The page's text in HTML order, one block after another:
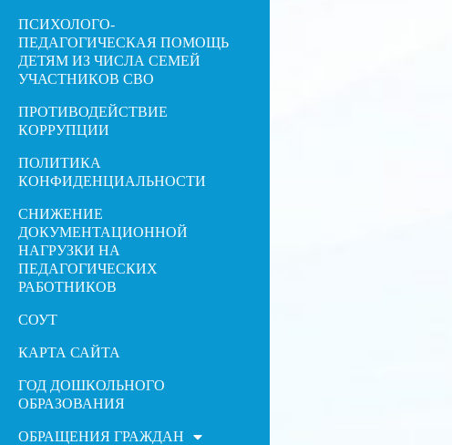
ПСИХОЛОГО-
ПЕДАГОГИЧЕСКАЯ ПОМОЩЬ
ДЕТЯМ ИЗ ЧИСЛА СЕМЕЙ
УЧАСТНИКОВ СВО
ПРОТИВОДЕЙСТВИЕ
КОРРУПЦИИ
ПОЛИТИКА
КОНФИДЕНЦИАЛЬНОСТИ
СНИЖЕНИЕ
ДОКУМЕНТАЦИОННОЙ
НАГРУЗКИ НА
ПЕДАГОГИЧЕСКИХ
РАБОТНИКОВ
СОУТ
КАРТА САЙТА
ГОД ДОШКОЛЬНОГО
ОБРАЗОВАНИЯ
ОБРАЩЕНИЯ ГРАЖДАН